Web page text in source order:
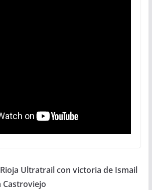
Ultratrail con victoria de Ismail
Castroviejo